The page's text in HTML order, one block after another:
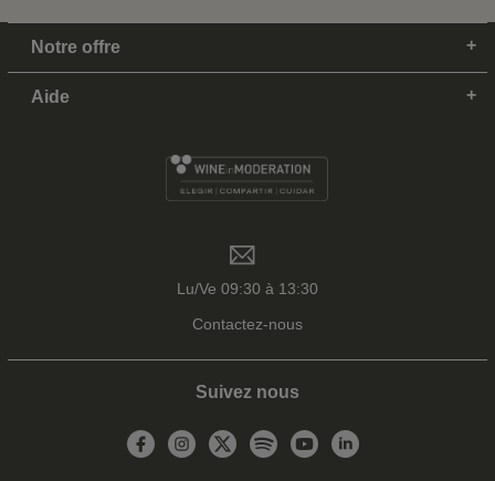
Notre offre
Aide
Lu/Ve 09:30 à 13:30
Contactez-nous
Suivez nous